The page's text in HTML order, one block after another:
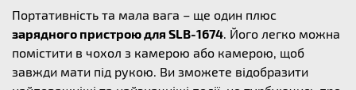
Портативність та мала вага – ще один плюс
зарядного пристрою для SLB-1674. Його легко можна
помістити в чохол з камерою або камерою, щоб
завжди мати під рукою. Ви зможете відобразити